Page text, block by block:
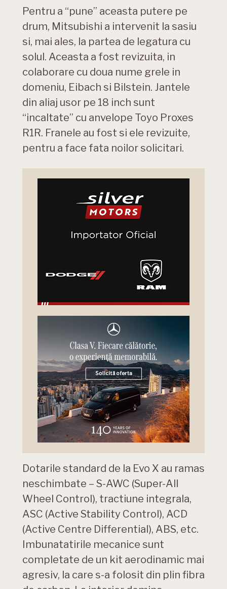
Pentru a “pune” aceasta putere pe
drum, Mitsubishi a intervenit la sasiu
si, mai ales, la partea de legatura cu
solul. Aceasta a fost revizuita, in
colaborare cu doua nume grele in
domeniu, Eibach si Bilstein. Jantele
din aliaj usor pe 18 inch sunt
“incaltate” cu anvelope Toyo Proxes
R1R. Franele au fost si ele revizuite,
pentru a face fata noilor solicitari.
Dotarile standard de la Evo X au ramas
neschimbate – S-AWC (Super-All
Wheel Control), tractiune integrala,
ASC (Active Stability Control), ACD
(Active Centre Differential), ABS, etc.
Imbunatatirile mecanice sunt
completate de un kit aerodinamic mai
agresiv, la care s-a folosit din plin fibra